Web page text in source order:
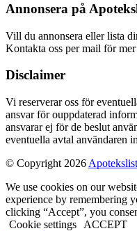
Annonsera på
Vill du annonsera eller lista
Kontakta oss per mail för
Disclaimer
Vi reserverar oss för
ansvar för ouppdaterad
ansvarar ej för de beslut
eventuella avtal användaren
© Copyright 2026
We use cookies on our
experience by remembering
clicking “Accept”, you
Cookie settings
ACCEPT